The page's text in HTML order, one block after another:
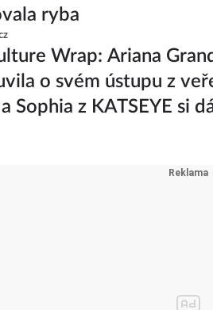
ryba
Wrap: Ariana
o svém ústupu z
Sophia z KATSEYE si